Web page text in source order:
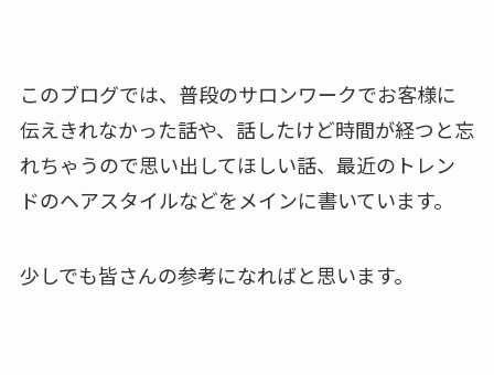
このブログでは、普段のサロンワークでお客様に
伝えきれなかった話や、話したけど時間が経つと忘
れちゃうので思い出してほしい話、最近のトレン
ドのヘアスタイルなどをメインに書いています。
少しでも皆さんの参考になればと思います。